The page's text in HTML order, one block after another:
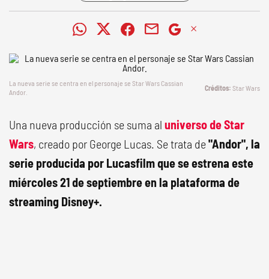
La nueva serie se centra en el personaje se Star Wars Cassian
Andor.
Star Wars
Una nueva producción se suma al universo de Star
Wars, creado por George Lucas. Se trata de"Andor", la
serie producida por Lucasfilm que se estrena este
miércoles 21 de septiembre en la plataforma de
streaming Disney+.